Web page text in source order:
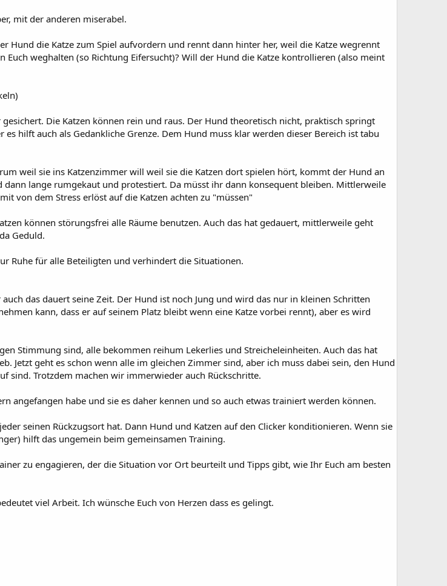
mit der anderen miserabel.
Hund die Katze zum Spiel aufvordern und rennt dann hinter her, weil die Katze wegrennt
weghalten (so Richtung Eifersucht)? Will der Hund die Katze kontrollieren (also meint
Die Katzen können rein und raus. Der Hund theoretisch nicht, praktisch springt
hilft auch als Gedankliche Grenze. Dem Hund muss klar werden dieser Bereich ist tabu
weil sie ins Katzenzimmer will weil sie die Katzen dort spielen hört, kommt der Hund an
lange rumgekaut und protestiert. Da müsst ihr dann konsequent bleiben. Mittlerweile
von dem Stress erlöst auf die Katzen achten zu "müssen"
können störungsfrei alle Räume benutzen. Auch das hat gedauert, mittlerweile geht
Geduld.
Ruhe für alle Beteiligten und verhindert die Situationen.
das dauert seine Zeit. Der Hund ist noch Jung und wird das nur in kleinen Schritten
kann, dass er auf seinem Platz bleibt wenn eine Katze vorbei rennt), aber es wird
Stimmung sind, alle bekommen reihum Lekerlies und Streicheleinheiten. Auch das hat
Jetzt geht es schon wenn alle im gleichen Zimmer sind, aber ich muss dabei sein, den Hund
sind. Trotzdem machen wir immerwieder auch Rückschritte.
angefangen habe und sie es daher kennen und so auch etwas trainiert werden können.
seinen Rückzugsort hat. Dann Hund und Katzen auf den Clicker konditionieren. Wenn sie
hilft das ungemein beim gemeinsamen Training.
zu engagieren, der die Situation vor Ort beurteilt und Tipps gibt, wie Ihr Euch am besten
viel Arbeit. Ich wünsche Euch von Herzen dass es gelingt.